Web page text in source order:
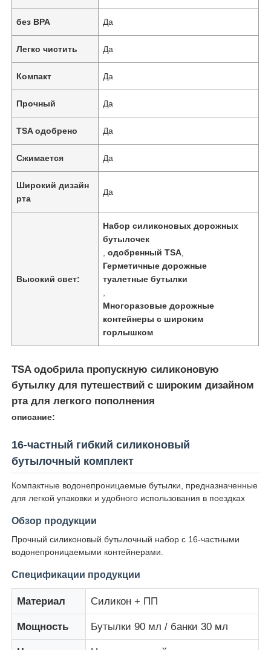
Видеозаписи
О нас
Экскурсия по заводу
Контроль качества
Свяжитесь с нами
Случаи
без BPA Да
Легко чистить Да
Компакт Да
Прочный Да
TSA одобрено Да
Сжимается Да
Широкий дизайн
рта
Да
Высокий свет:
Набор силиконовых дорожных
бутылочек
,одобренный TSA
Герметичные дорожные
туалетные бутылки
Многоразовые дорожные
контейнеры с широким
горлышком
TSA одобрила пропускную силиконовую
бутылку для путешествий с широким дизайном
рта для легкого пополнения
описание:
16-частный гибкий силиконовый
бутылочный комплект
Компактные водонепроницаемые бутылки, предназначенные
для легкой упаковки и удобного использования в поездках
Обзор продукции
Прочный силиконовый бутылочный набор с 16-частными
водонепроницаемыми контейнерами.
Спецификации продукции
Материал Силикон + ПП
Мощность Бутылки 90 мл / банки 30 мл